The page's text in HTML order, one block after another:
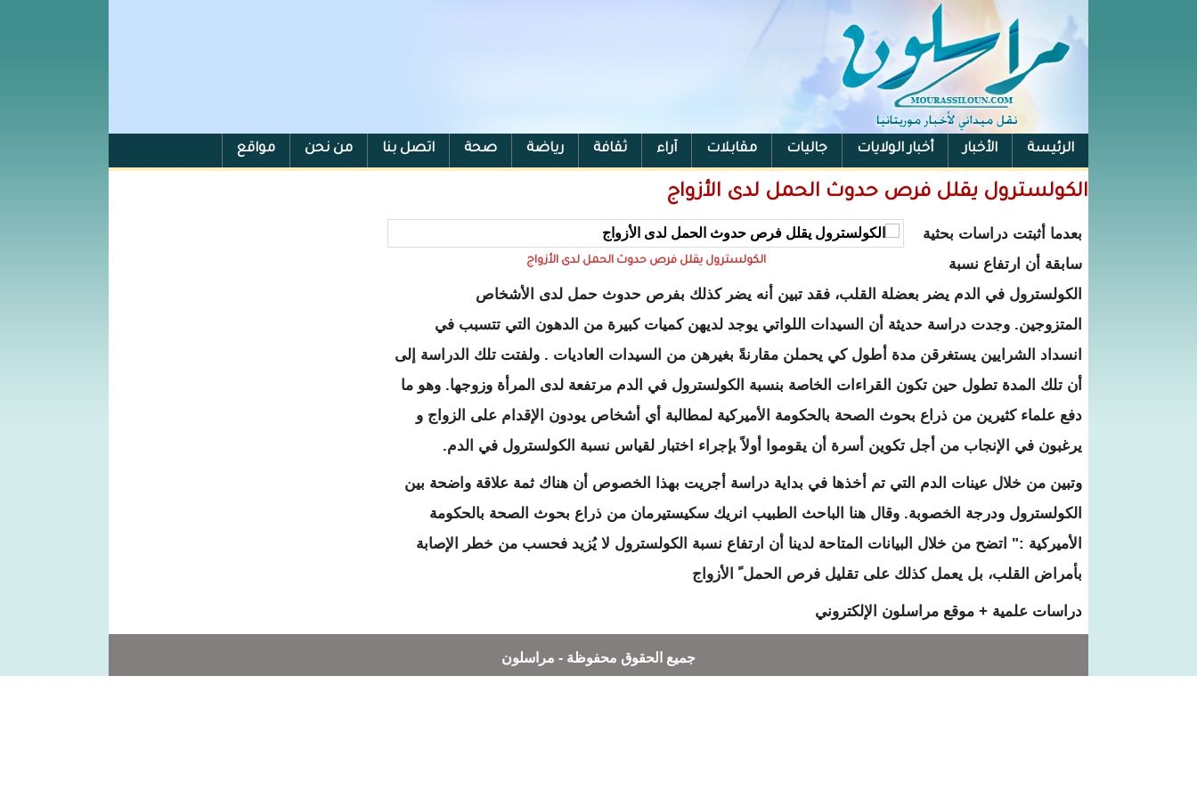
الرئيسة الأخبار أخبار الولايات جاليات مقابلات آراء ثقافة رياضة صحة اتصل بنا من نحن مواقع
الكولسترول يقلل فرص حدوث الحمل لدى الأزواج
الكولسترول يقلل فرص حدوث الحمل لدى الأزواج
بعدما أثبتت دراسات بحثية
سابقة أن ارتفاع نسبة
الكولسترول في الدم يضر بعضلة القلب، فقد تبين أنه يضر كذلك بفرص حدوث حمل لدى الأشخاص
المتزوجين. وجدت دراسة حديثة أن السيدات اللواتي يوجد لديهن كميات كبيرة من الدهون التي تتسبب في
انسداد الشرايين يستغرقن مدة أطول كي يحملن مقارنةً بغيرهن من السيدات العاديات . ولفتت تلك الدراسة إلى
أن تلك المدة تطول حين تكون القراءات الخاصة بنسبة الكولسترول في الدم مرتفعة لدى المرأة وزوجها. وهو ما
دفع علماء كثيرين من ذراع بحوث الصحة بالحكومة الأميركية لمطالبة أي أشخاص يودون الإقدام على الزواج و
يرغبون في الإنجاب من أجل تكوين أسرة أن يقوموا أولاً بإجراء اختبار لقياس نسبة الكولسترول في الدم.
وتبين من خلال عينات الدم التي تم أخذها في بداية دراسة أجريت بهذا الخصوص أن هناك ثمة علاقة واضحة بين
الكولسترول ودرجة الخصوبة. وقال هنا الباحث الطبيب انريك سكيستيرمان من ذراع بحوث الصحة بالحكومة
الأميركية :" اتضح من خلال البيانات المتاحة لدينا أن ارتفاع نسبة الكولسترول لا يُزيد فحسب من خطر الإصابة
بأمراض القلب، بل يعمل كذلك على تقليل فرص الحمل ً الأزواج
دراسات علمية + موقع مراسلون الإلكتروني
جميع الحقوق محفوظة - مراسلون